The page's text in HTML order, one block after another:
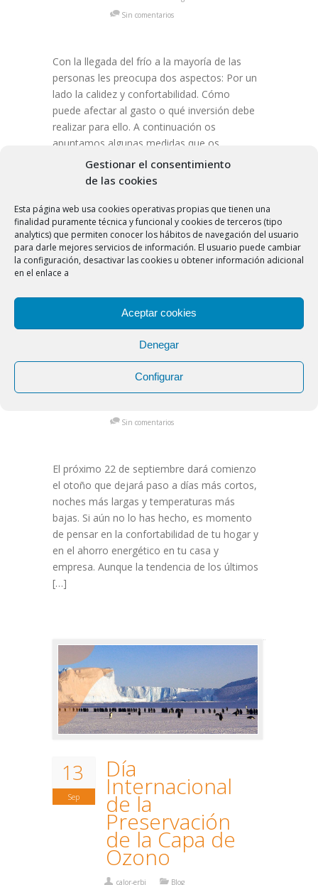
Gestionar el consentimiento
de las cookies
Esta página web usa cookies operativas propias que tienen una
finalidad puramente técnica y funcional y cookies de terceros (tipo
analytics) que permiten conocer los hábitos de navegación del usuario
para darle mejores servicios de información. El usuario puede cambiar
la configuración, desactivar las cookies u obtener información adicional
en el enlace a
Aceptar cookies
Denegar
Configurar
Sin comentarios
Con la llegada del frío a la mayoría de las
personas les preocupa dos aspectos: Por un
lado la calidez y confortabilidad. Cómo
puede afectar al gasto o qué inversión debe
realizar para ello. A continuación os
apuntamos algunas medidas que os
ayudarán a preparaos para los meses más
fríos del año y que te […]
20 Prepararse
para el otoño
Sin comentarios
El próximo 22 de septiembre dará comienzo
el otoño que dejará paso a días más cortos,
noches más largas y temperaturas más
bajas. Si aún no lo has hecho, es momento
de pensar en la confortabilidad de tu hogar y
en el ahorro energético en tu casa y
empresa. Aunque la tendencia de los últimos
[…]
13
Sep
Día
Internacional
de la
Preservación
de la Capa de
Ozono
calor-erbi
Blog